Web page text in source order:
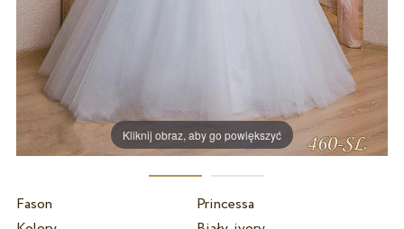
Kliknij obraz, aby go powiększyć
Fason
Princessa